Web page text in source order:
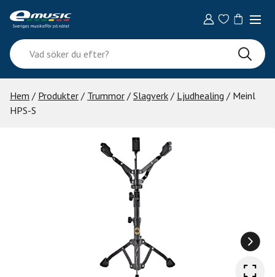
content
Vad
söker
du
efter?
Hem / Produkter / Trummor / Slagverk / Ljudhealing / Meinl
HPS-S